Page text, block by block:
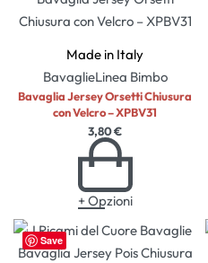
Made in Italy
BavaglieLinea Bimbo
Bavaglia Jersey Orsetti Chiusura
con Velcro – XPBV31
3,80€
+ Opzioni
Save